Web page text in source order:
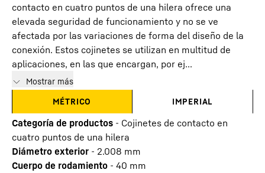
contacto en cuatro puntos de una hilera ofrece una
elevada seguridad de funcionamiento y no se ve
afectada por las variaciones de forma del diseño de la
conexión. Estos cojinetes se utilizan en multitud de
aplicaciones, en las que encargan, por ej...
Mostrar más
MÉTRICO
IMPERIAL
Categoría de productos - Cojinetes de contacto en
cuatro puntos de una hilera
Diámetro exterior - 2.008 mm
Cuerpo de rodamiento - 40 mm